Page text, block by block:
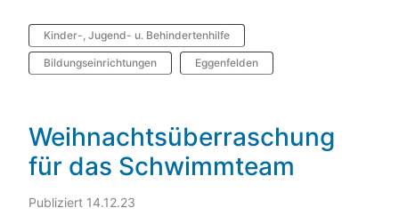
Kinder-, Jugend- u. Behindertenhilfe
Bildungseinrichtungen Eggenfelden
Weihnachtsüberraschung
für das Schwimmteam
Publiziert 14.12.23